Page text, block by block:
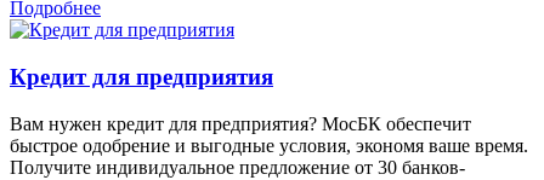
Подробнее
Кредит для предприятия
Вам нужен кредит для предприятия? МосБК обеспечит
быстрое одобрение и выгодные условия, экономя ваше время.
Получите индивидуальное предложение от 30 банков-